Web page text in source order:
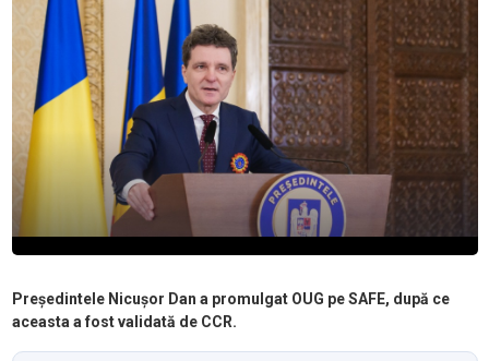
Președintele Nicușor Dan a promulgat OUG pe SAFE, după ce
aceasta a fost validată de CCR.